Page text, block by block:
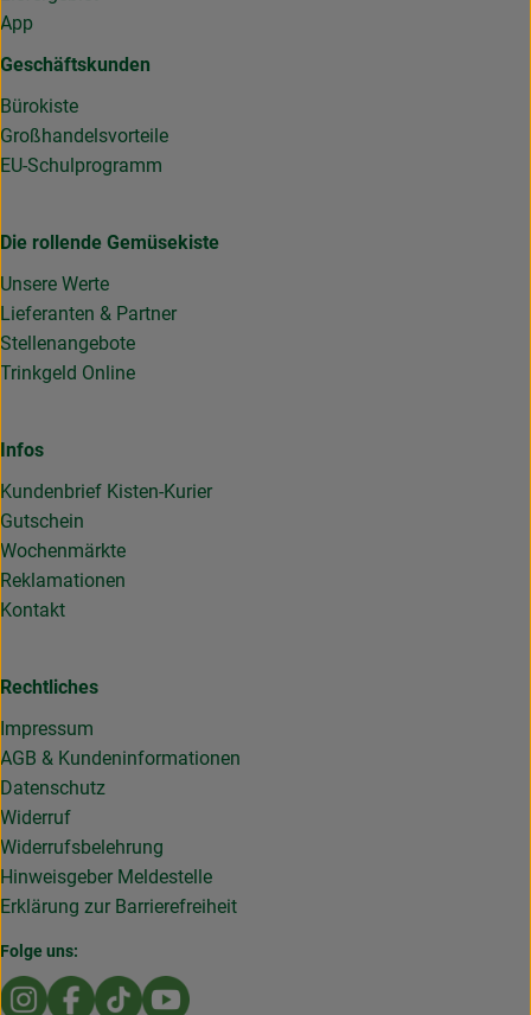
App
Geschäftskunden
Bürokiste
Großhandelsvorteile
EU-Schulprogramm
Die rollende Gemüsekiste
Unsere Werte
Lieferanten & Partner
Stellenangebote
Trinkgeld Online
Infos
Kundenbrief Kisten-Kurier
Gutschein
Wochenmärkte
Reklamationen
Kontakt
Rechtliches
Impressum
AGB & Kundeninformationen
Datenschutz
Widerruf
Widerrufsbelehrung
Hinweisgeber Meldestelle
Erklärung zur Barrierefreiheit
Folge uns:
Externer Link zu https://www.instagram.com/
Externer Link zu https://www.facebook.com/
Externer Link zu https://www.tiktok.com/
Externer Link zu https://